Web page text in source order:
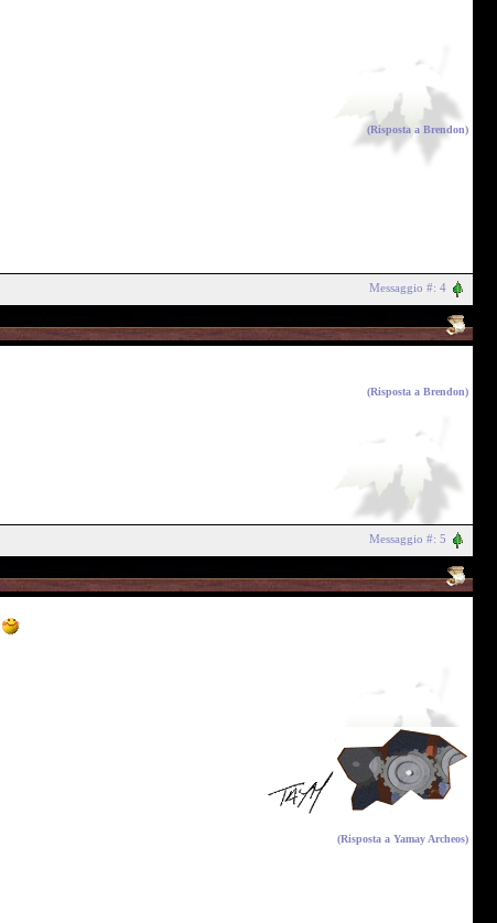
(Risposta a Brendon)
Messaggio #: 4
(Risposta a Brendon)
Messaggio #: 5
(Risposta a Yamay Archeos)